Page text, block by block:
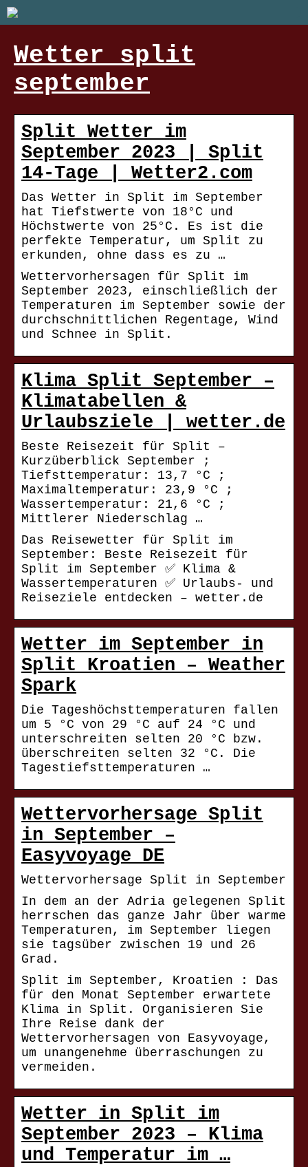
Wetter split
september
Split Wetter im
September 2023 | Split
14-Tage | Wetter2.com
Das Wetter in Split im September
hat Tiefstwerte von 18°C und
Höchstwerte von 25°C. Es ist die
perfekte Temperatur, um Split zu
erkunden, ohne dass es zu …
Wettervorhersagen für Split im
September 2023, einschließlich der
Temperaturen im September sowie der
durchschnittlichen Regentage, Wind
und Schnee in Split.
Klima Split September –
Klimatabellen &
Urlaubsziele | wetter.de
Beste Reisezeit für Split –
Kurzüberblick September ;
Tiefsttemperatur: 13,7 °C ;
Maximaltemperatur: 23,9 °C ;
Wassertemperatur: 21,6 °C ;
Mittlerer Niederschlag …
Das Reisewetter für Split im
September: Beste Reisezeit für
Split im September ✅ Klima &
Wassertemperaturen ✅ Urlaubs- und
Reiseziele entdecken – wetter.de
Wetter im September in
Split Kroatien – Weather
Spark
Die Tageshöchsttemperaturen fallen
um 5 °C von 29 °C auf 24 °C und
unterschreiten selten 20 °C bzw.
überschreiten selten 32 °C. Die
Tagestiefsttemperaturen …
Wettervorhersage Split
in September –
Easyvoyage DE
Wettervorhersage Split in September
In dem an der Adria gelegenen Split
herrschen das ganze Jahr über warme
Temperaturen, im September liegen
sie tagsüber zwischen 19 und 26
Grad.
Split im September, Kroatien : Das
für den Monat September erwartete
Klima in Split. Organisieren Sie
Ihre Reise dank der
Wettervorhersagen von Easyvoyage,
um unangenehme überraschungen zu
vermeiden.
Wetter in Split im
September 2023 – Klima
und Temperatur im …